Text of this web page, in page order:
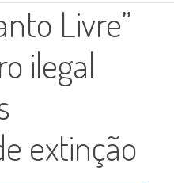
Livre”
ilegal
extinção